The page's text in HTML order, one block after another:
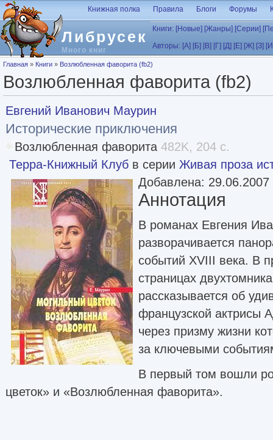
Перейти к основному содержанию
Либрусек
Много книг
Книжная полка Правила Блоги Форумы
Книги: [Новые] [Жанры] [Серии]
Авторы: [А] [Б] [В] [Г] [Д] [Е] [Ж] [З]
Вы здесь
Главная » Книги » Возлюбленная фаворита (fb2)
Возлюбленная фаворита (fb2)
Евгений Иванович Маурин
Исторические приключения
Возлюбленная фаворита 482K, 204 с.
Терра-Книжный Клуб в серии Живая проза
Добавлена: 29.06.2007
Аннотация
В романах Евгения
разворачивается
событий XVIII века. В
страницах
рассказывается об
французской
через призму жизни
за ключевыми
В первый том вошли
цветок» и «Возлюбленная фаворита».